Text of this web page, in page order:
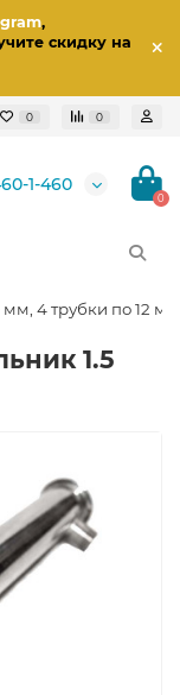
,
скидку на
0 0
1-460
0
4 трубки по 12
1.5